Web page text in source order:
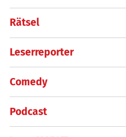
Rätsel
Leserreporter
Comedy
Podcast